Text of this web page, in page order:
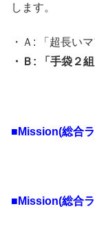
します。
・Ａ: 「超長いマ
・Ｂ: 「手袋２
■Mission(総合
■Mission(総合